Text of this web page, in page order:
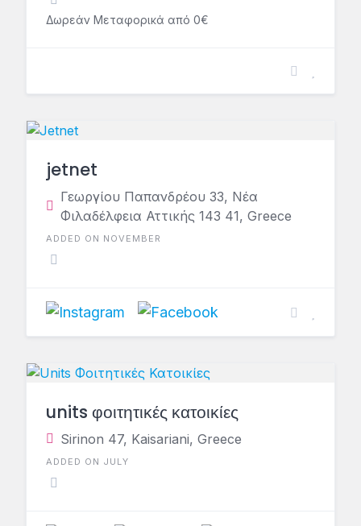
Δωρεάν Μεταφορικά από 0€
jetnet
Γεωργίου Παπανδρέου 33, Νέα
Φιλαδέλφεια Αττικής 143 41, Greece
ADDED ON NOVEMBER
units φοιτητικές κατοικίες
Sirinon 47, Kaisariani, Greece
ADDED ON JULY